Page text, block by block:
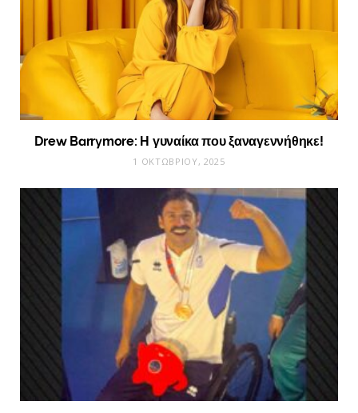
Drew Barrymore: Η γυναίκα που ξαναγεννήθηκε!
1 ΟΚΤΩΒΡΊΟΥ, 2025